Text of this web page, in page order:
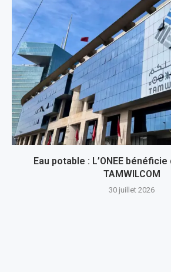
Eau potable : L’ONEE
TAMWILCOM
30 juillet 2026